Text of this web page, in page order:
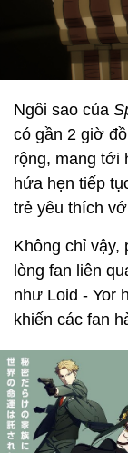
Ngôi sao của
có gần 2 giờ
rộng, mang tới
hứa hẹn tiếp
trẻ yêu thích
Không chỉ vậy,
lòng fan liên
như Loid - Yor
khiến các fan